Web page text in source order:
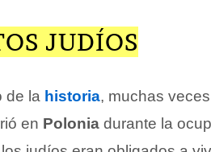
JUDÍOS
de la historia, muchas
en Polonia durante la